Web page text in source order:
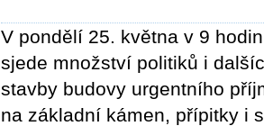
V pondělí 25. května v 9
sjede množství politiků i
stavby budovy urgentního
na základní kámen, přípitky i